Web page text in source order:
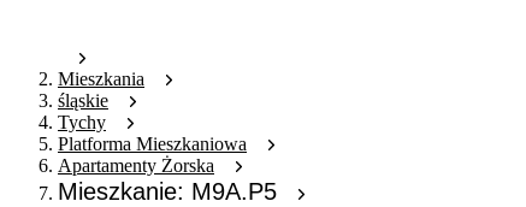
Mieszkania
śląskie
Tychy
Platforma Mieszkaniowa
Apartamenty Żorska
Mieszkanie: M9A.P5